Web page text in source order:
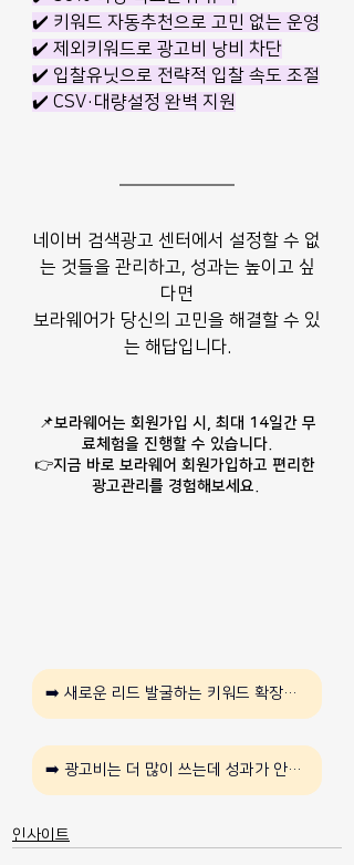
✔️ 키워드 자동추천으로 고민 없는 운영
✔️ 제외키워드로 광고비 낭비 차단
✔️ 입찰유닛으로 전략적 입찰 속도 조절
✔️ CSV·대량설정 완벽 지원
네이버 검색광고 센터에서 설정할 수 없
는 것들을 관리하고, 성과는 높이고 싶
다면
보라웨어가 당신의 고민을 해결할 수 있
는 해답입니다.
📌보라웨어는 회원가입 시, 최대 14일간 무
료체험을 진행할 수 있습니다.
👉지금 바로 보라웨어 회원가입하고 편리한
광고관리를 경험해보세요.
➡️ 새로운 리드 발굴하는 키워드 확장에 대해 자세히 알고 싶다면
➡️ 광고비는 더 많이 쓰는데 성과가 안나온다면
인사이트